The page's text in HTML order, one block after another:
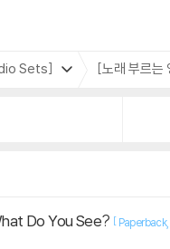
Sets] [노래 부르는
Do You See? [ Paperback